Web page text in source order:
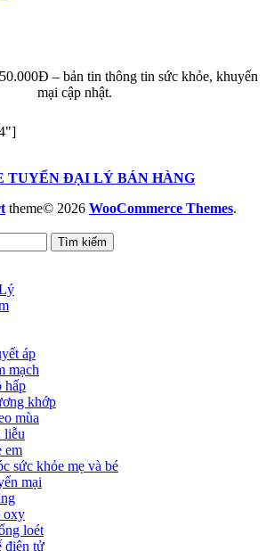
– bản tin thông tin sức khỏe, khuyến
mại cập nhật.
TUYỂN ĐẠI LÝ BÁN HÀNG
theme© 2026 WooCommerce Themes.
Tìm kiếm
áp
mạch
hấp
khớp
mùa
liễu
em
sức khỏe mẹ và bé
mại
oxy
loét
điện tử